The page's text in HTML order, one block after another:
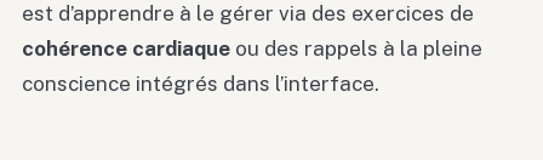
est d’apprendre à le gérer via des exercices de
cohérence cardiaque ou des rappels à la pleine
conscience intégrés dans l’interface.